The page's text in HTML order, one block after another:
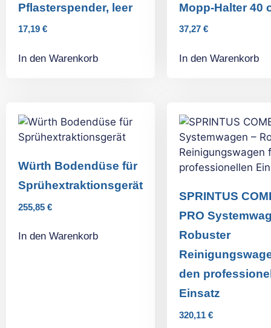
Pflasterspender, leer
17,19 €
In den Warenkorb
Mopp-Halter 40
37,27 €
In den Warenkorb
Würth Bodendüse für
Sprühextraktionsgerät
255,85 €
In den Warenkorb
SPRINTUS
PRO
Robuster
den
Einsatz
320,11 €